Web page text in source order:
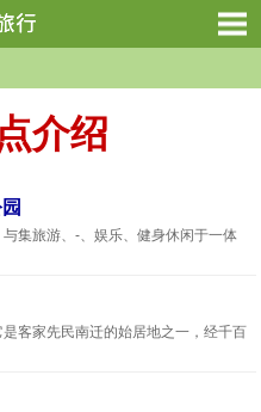
介绍
集旅游、-、娱乐、健身休闲于一体
客家先民南迁的始居地之一，经千百